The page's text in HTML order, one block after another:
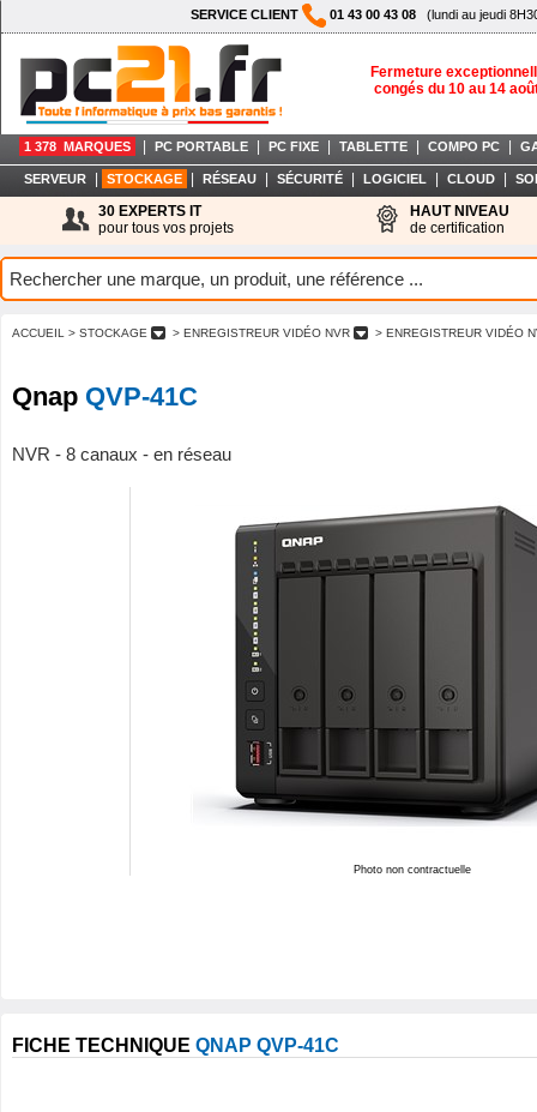
SERVICE CLIENT 01 43 00 43 08 (lundi au jeudi
Fermeture
congés du 10 au 14
1 378 MARQUES PC PORTABLE PC FIXE TABLETTE COMPO PC
SERVEUR STOCKAGE RÉSEAU SÉCURITÉ LOGICIEL CLOUD
30 EXPERTS IT
pour tous vos projets
HAUT NIVEAU
de certification
ACCUEIL > STOCKAGE > ENREGISTREUR VIDÉO NVR > ENREGISTREUR VIDÉO
Qnap QVP-41C
NVR - 8 canaux - en réseau
Photo non contractuelle
FICHE TECHNIQUE QNAP QVP-41C